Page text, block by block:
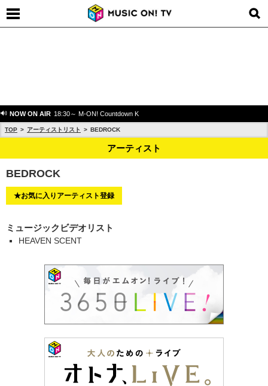
NOW ON AIR 18:30～ M-ON! Countdown K
TOP アーティストリスト BEDROCK
アーティスト
BEDROCK
★お気に入りアーティスト登録
ミュージックビデオリスト
HEAVEN SCENT